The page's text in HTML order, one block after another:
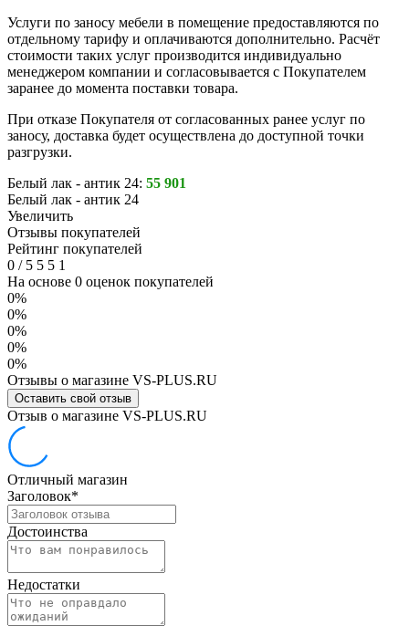
Услуги по заносу мебели в помещение предоставляются по
отдельному тарифу и оплачиваются дополнительно. Расчёт
стоимости таких услуг производится индивидуально
менеджером компании и согласовывается с Покупателем
заранее до момента поставки товара.
При отказе Покупателя от согласованных ранее услуг по
заносу, доставка будет осуществлена до доступной точки
разгрузки.
Белый лак - антик 24: 55 901
Белый лак - антик 24
Увеличить
Отзывы покупателей
Рейтинг покупателей
0 /5 5 5 1
На основе 0 оценок покупателей
0%
0%
0%
0%
0%
Отзывы о магазине VS-PLUS.RU
Оставить свой отзыв
Отзыв о магазине VS-PLUS.RU
Отличный магазин
Заголовок*
Достоинства
Недостатки